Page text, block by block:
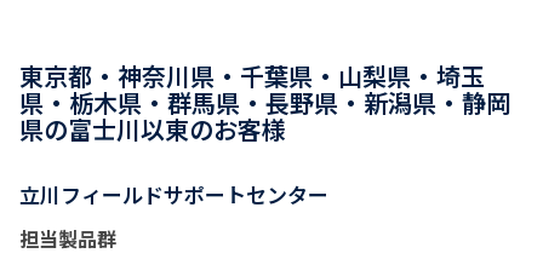
東京都・神奈川県・千葉県・山梨県・埼玉
県・栃木県・群馬県・長野県・新潟県・静岡
県の富士川以東のお客様
立川フィールドサポートセンター
担当製品群